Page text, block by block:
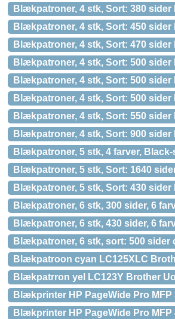
Blækpatroner, 4 stk, Sort: 380 sider
Blækpatroner, 4 stk, Sort: 450 sider
Blækpatroner, 4 stk, Sort: 470 sider
Blækpatroner, 4 stk, Sort: 500 sider
Blækpatroner, 4 stk, Sort: 500 sider
Blækpatroner, 4 stk, Sort: 500 sider
Blækpatroner, 4 stk, Sort: 550 sider
Blækpatroner, 4 stk, Sort: 900 sider
Blækpatroner, 5 stk, 4 farver,
Blækpatroner, 5 stk, Sort: 1640
Blækpatroner, 5 stk, Sort: 430 sider
Blækpatroner, 6 stk, 300 sider, 6
Blækpatroner, 6 stk, 430 sider, 6
Blækpatroner, 6 stk, sort: 500 sider
Blækpatroon cyan LC125XLC
Blækpatrron yel LC123Y Brother
Blækprinter HP PageWide Pro MFP
Blækprinter HP PageWide Pro MFP